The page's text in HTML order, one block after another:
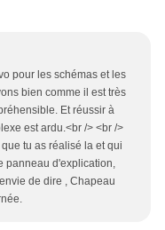
pour les schémas et les
bien comme il est très
Et réussir à
est ardu.<br /> <br />
tu as réalisé la et qui
panneau d'explication,
de dire , Chapeau